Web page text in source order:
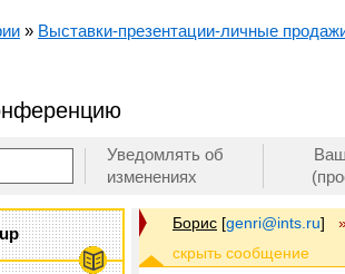
» Выставки-презентации-личные
Уведомлять об
изменениях
Борис [genri@ints.ru]